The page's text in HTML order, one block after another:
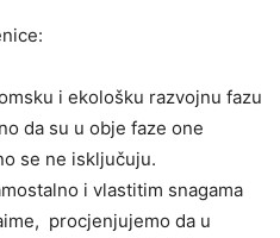
i ekološku razvojnu fazu
da su u obje faze one
se ne isključuju.
i vlastitim snagama
procjenjujemo da u